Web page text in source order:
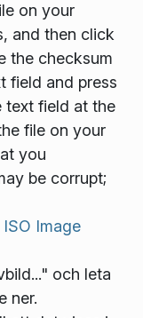
on your
, and then click
the checksum
field and press
text field at the
file on your
you
be corrupt;
ISO Image
och leta
ner.